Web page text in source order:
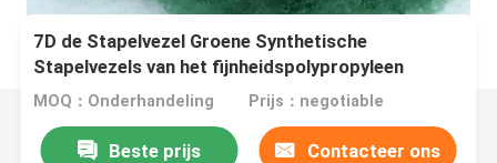
7D de Stapelvezel Groene Synthetische
Stapelvezels van het fijnheidspolypropyleen
MOQ：Onderhandeling Prijs：negotiable
Beste prijs Contacteer ons